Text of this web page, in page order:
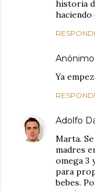
historia
haciendo
Anónimo
Ya
Adolfo
Marta.
madres
omega 3
para
bebes.